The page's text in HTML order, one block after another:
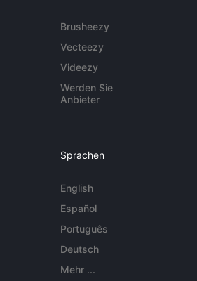
Brusheezy
Vecteezy
Videezy
Werden Sie
Anbieter
Sprachen
English
Español
Português
Deutsch
Mehr ...